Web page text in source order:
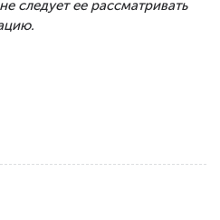
следует ее рассматривать